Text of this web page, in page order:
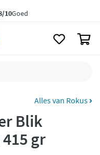
35,- *
Alles van Rokus
Blik
gr